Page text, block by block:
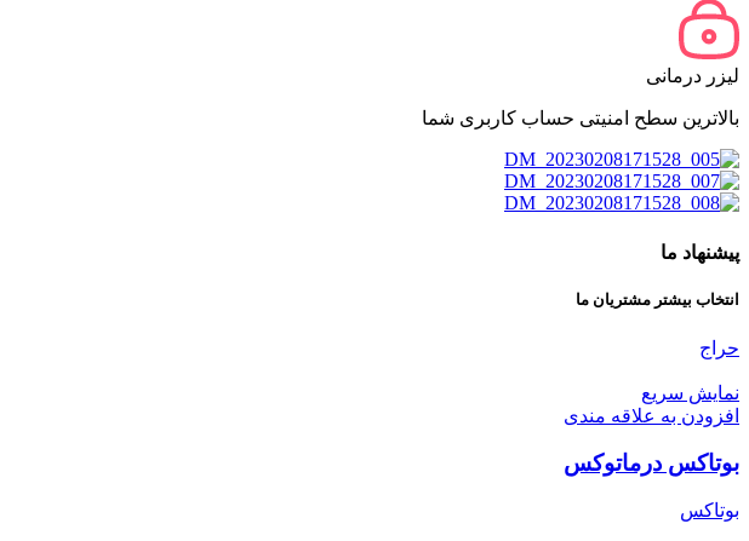
لیزر درمانی
بالاترین سطح امنیتی حساب کاربری شما
پیشنهاد ما
انتخاب بیشتر مشتریان ما
حراج
نمایش سریع
افزودن به علاقه مندی
بوتاکس درماتوکس
بوتاکس